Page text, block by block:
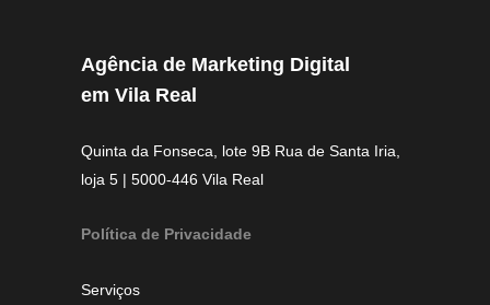
Agência de Marketing Digital
em Vila Real
Quinta da Fonseca, lote 9B Rua de Santa Iria,
loja 5 | 5000-446 Vila Real
Política de Privacidade
Serviços